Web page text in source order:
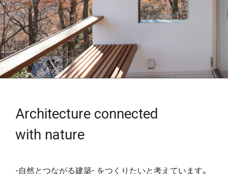
Architecture connected
with nature
-自然とつながる建築- をつくりたいと考えています。